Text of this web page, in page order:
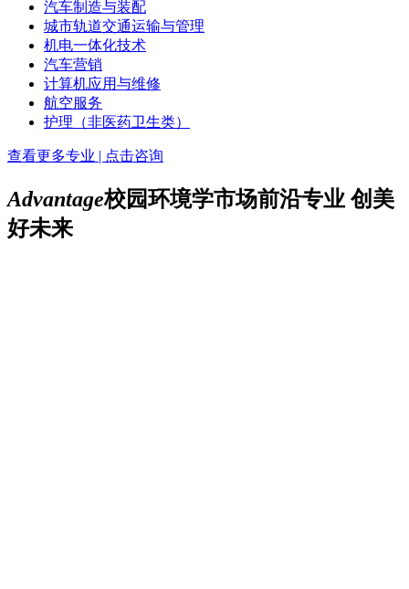
汽车制造与装配
城市轨道交通运输与管理
机电一体化技术
汽车营销
计算机应用与维修
航空服务
护理（非医药卫生类）
查看更多专业 | 点击咨询
Advantage校园环境学市场前沿专业 创美
好未来